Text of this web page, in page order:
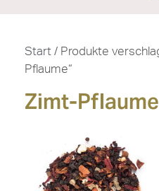
Start / Produkte
Pflaume“
Zimt-Pflaume